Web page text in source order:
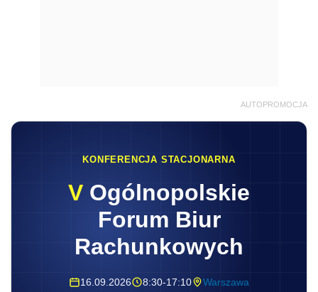
AUTOPROMOCJA
KONFERENCJA STACJONARNA
V Ogólnopolskie
Forum Biur
Rachunkowych
16.09.2026 8:30-17:10 Warszawa